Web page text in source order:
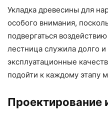
Укладка древесины для
особого внимания,
подвергаться
лестница служила долго и
эксплуатационные
подойти к каждому этапу
Проектирование